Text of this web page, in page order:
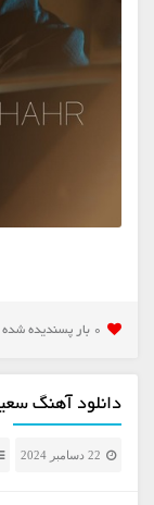
0 بار پسنديده شده است
دانلود آهنگ
22 دسامبر 2024